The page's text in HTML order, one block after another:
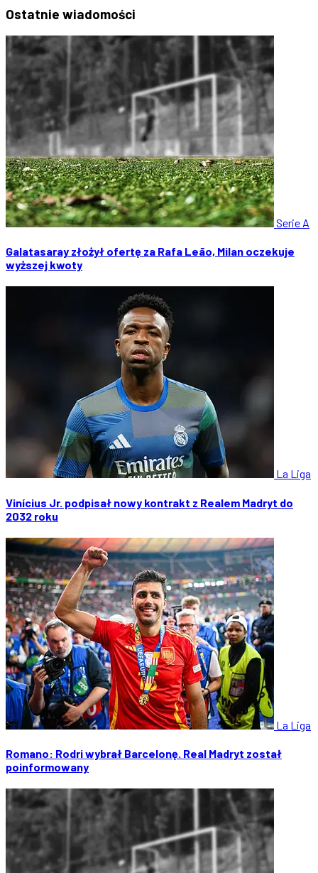
Ostatnie wiadomości
Serie A
Galatasaray złożył ofertę za Rafa Leão, Milan oczekuje
wyższej kwoty
La Liga
Vinícius Jr. podpisał nowy kontrakt z Realem Madryt do
2032 roku
La Liga
Romano: Rodri wybrał Barcelonę. Real Madryt został
poinformowany